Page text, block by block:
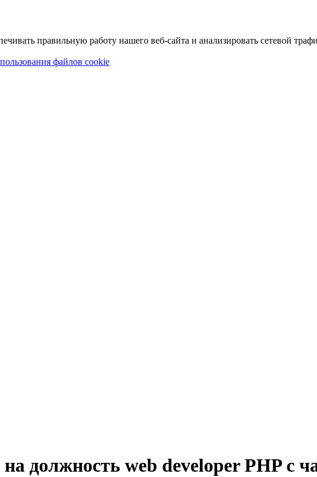
правильную работу нашего веб-сайта и анализировать сетевой
файлов cookie
должность web developer PHP с